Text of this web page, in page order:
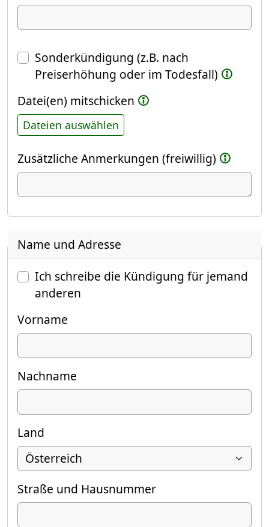
Datum
Sonderkündigung (z.B. nach
Preiserhöhung oder im Todesfall)
Datei(en) mitschicken
Dateien auswählen
Zusätzliche Anmerkungen (freiwillig)
Name und Adresse
Ich schreibe die Kündigung für jemand
anderen
Vorname
Nachname
Land
Straße und Hausnummer